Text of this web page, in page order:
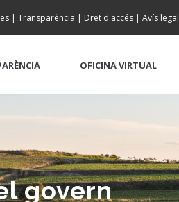
| Transparència | Dret d'accés | Avís legal
OFICINA VIRTUAL
govern